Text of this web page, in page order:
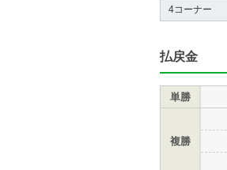
4コーナー
払戻金
単勝
複勝